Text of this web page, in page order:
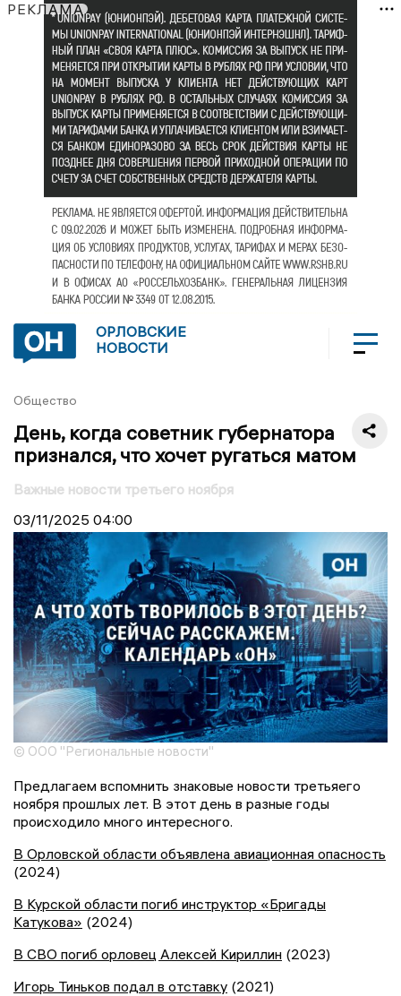
РЕКЛАМА
ОРЛОВСКИЕ
НОВОСТИ
Общество
День, когда советник губернатора
признался, что хочет ругаться матом
Важные новости третьего ноября
03/11/2025 04:00
© ООО "Региональные новости"
Предлагаем вспомнить знаковые новости третьяего
ноября прошлых лет. В этот день в разные годы
происходило много интересного.
В Орловской области объявлена авиационная опасность
(2024)
В Курской области погиб инструктор «Бригады
Катукова» (2024)
В СВО погиб орловец Алексей Кириллин (2023)
Игорь Тиньков подал в отставку (2021)